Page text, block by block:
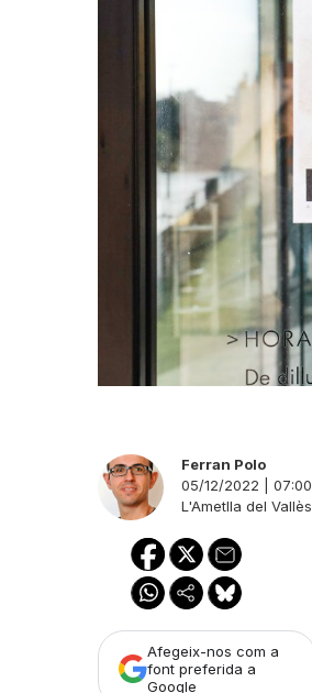
Ferran Polo
05/12/2022 | 07:00
L'Ametlla del Vallès
Afegeix-nos com a
font preferida a
Google